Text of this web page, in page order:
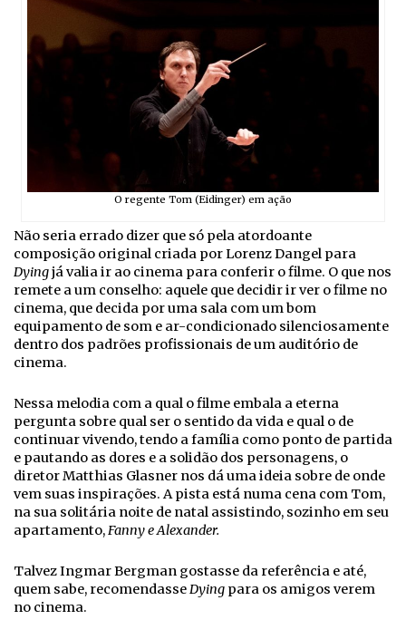
O regente Tom (Eidinger) em ação
Não seria errado dizer que só pela atordoante
composição original criada por Lorenz Dangel para
Dyingjá valia ir ao cinema para conferir o filme. O que nos
remete a um conselho: aquele que decidir ir ver o filme no
cinema, que decida por uma sala com um bom
equipamento de som e ar-condicionado silenciosamente
dentro dos padrões profissionais de um auditório de
cinema.
Nessa melodia com a qual o filme embala a eterna
pergunta sobre qual ser o sentido da vida e qual o de
continuar vivendo, tendo a família como ponto de partida
e pautando as dores e a solidão dos personagens, o
diretor Matthias Glasner nos dá uma ideia sobre de onde
vem suas inspirações. A pista está numa cena com Tom,
na sua solitária noite de natal assistindo, sozinho em seu
apartamento,Fanny e Alexander.
Talvez Ingmar Bergman gostasse da referência e até,
quem sabe, recomendasseDying para os amigos verem
no cinema.